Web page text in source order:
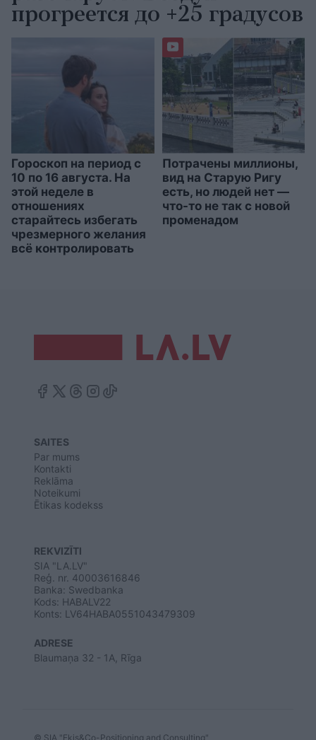
прогреется до +25 градусов
Гороскоп на период с
10 по 16 августа. На
этой неделе в
отношениях
старайтесь избегать
чрезмерного желания
всё контролировать
Потрачены миллионы,
вид на Старую Ригу
есть, но людей нет —
что-то не так с новой
променадом
SAITES
Par mums
Kontakti
Reklāma
Noteikumi
Ētikas kodekss
REKVIZĪTI
SIA "LA.LV"
Reģ. nr. 40003616846
Banka: Swedbanka
Kods: HABALV22
Konts: LV64HABA0551043479309
ADRESE
Blaumaņa 32 - 1A, Rīga
© SIA "Ekis&Co-Positioning and Consulting"